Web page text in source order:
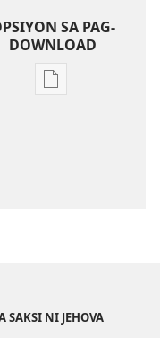
SA PAG-
DOWNLOAD
Opsiyon
SAKSI NI JEHOVA